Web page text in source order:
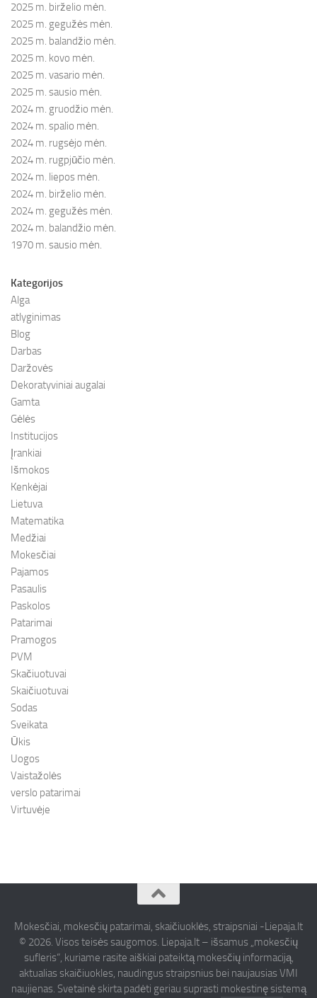
2025 m. birželio mėn.
2025 m. gegužės mėn.
2025 m. balandžio mėn.
2025 m. kovo mėn.
2025 m. vasario mėn.
2025 m. sausio mėn.
2024 m. gruodžio mėn.
2024 m. spalio mėn.
2024 m. rugsėjo mėn.
2024 m. rugpjūčio mėn.
2024 m. liepos mėn.
2024 m. birželio mėn.
2024 m. gegužės mėn.
2024 m. balandžio mėn.
1970 m. sausio mėn.
Kategorijos
Alga
atlyginimas
Blog
Darbas
Daržovės
Dekoratyviniai augalai
Gamta
Gėlės
Institucijos
Įrankiai
Išmokos
Kenkėjai
Lietuva
Matematika
Medžiai
Mokesčiai
Pajamos
Pasaulis
Paskolos
Patarimai
Pramogos
PVM
Skačiuotuvai
Skaičiuotuvai
Sodas
Sveikata
Ūkis
Uogos
Vaistažolės
verslo patarimai
Virtuvėje
Mokesčiai, mokesčių patarimai, skaičiuoklės, straipsniai -Liepaja.lt
© 2026. Visos teisės saugomos. Liepaja.lt – išsamus „mokesčių
sufleris“, kuriame rasite aiškiai pateiktą mokesčių informaciją,
aktualias skaičiuokles, naudingus straipsnius bei naujausias VMI
naujienas. Svetainė skirta padėti geriau suprasti mokestinę sistemą